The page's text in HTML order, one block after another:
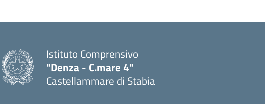
Istituto Comprensivo
"Denza - C.mare 4"
Castellammare di Stabia